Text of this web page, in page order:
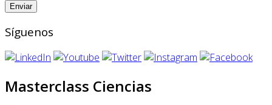
Síguenos
Masterclass Ciencias